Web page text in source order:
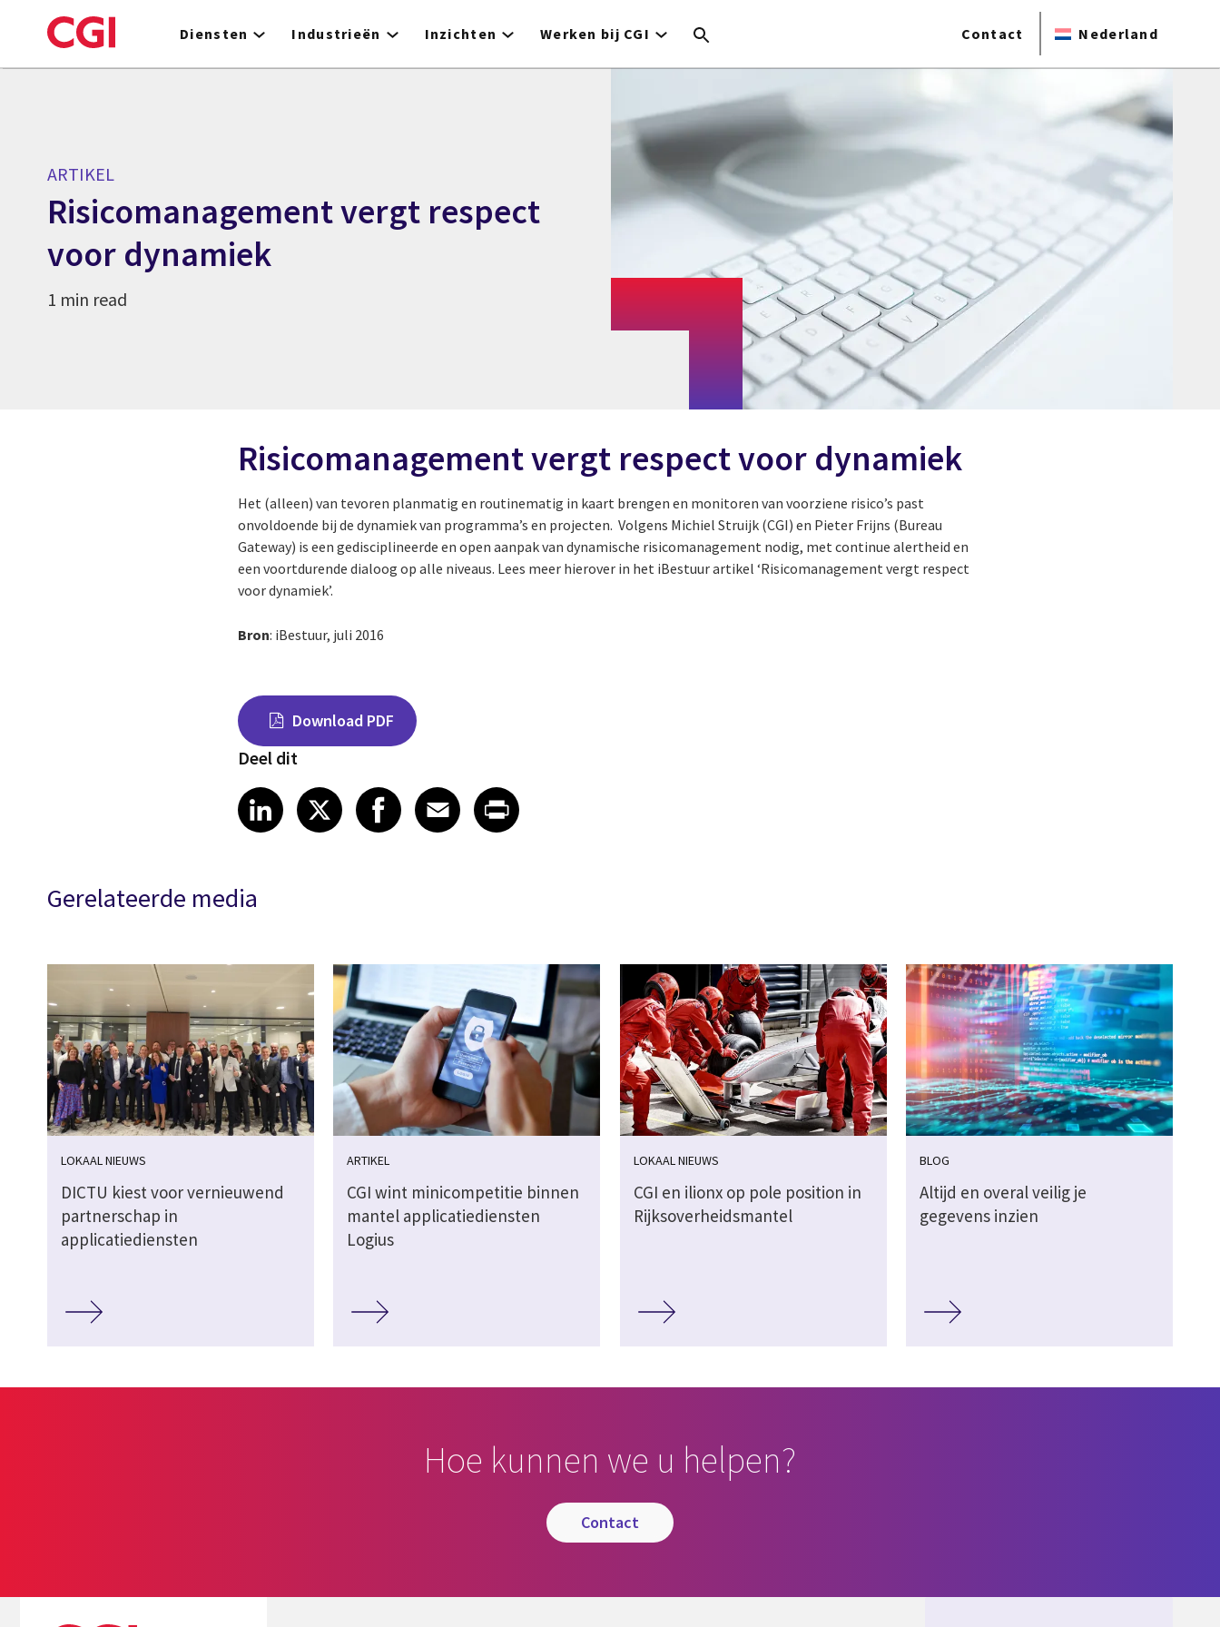
to
Diensten Industrieën Inzichten Werken bij CGI Contact Nederland
ARTIKEL
Risicomanagement vergt respect
voor dynamiek
1 min read
Risicomanagement vergt respect voor dynamiek
Het (alleen) van tevoren planmatig en routinematig in kaart brengen en monitoren van voorziene risico’s past
onvoldoende bij de dynamiek van programma’s en projecten. Volgens Michiel Struijk (CGI) en Pieter Frijns (Bureau
Gateway) is een gedisciplineerde en open aanpak van dynamische risicomanagement nodig, met continue alertheid en
een voortdurende dialoog op alle niveaus. Lees meer hierover in het iBestuur artikel ‘Risicomanagement vergt respect
voor dynamiek’.
Bron: iBestuur, juli 2016
Download PDF
Deel dit
Share on LinkedIn
LinkedIn
Share on X
XShare on Facebook
Facebook
Share on Email
Email
Share on Print
Gerelateerde media
LOKAAL NIEUWS
DICTU kiest voor vernieuwend
partnerschap in
applicatiediensten
ARTIKEL
CGI wint minicompetitie binnen
mantel applicatiediensten
Logius
LOKAAL NIEUWS
CGI en ilionx op pole position in
Rijksoverheidsmantel
BLOG
Altijd en overal veilig je
gegevens inzien
Hoe kunnen we u helpen?
contact